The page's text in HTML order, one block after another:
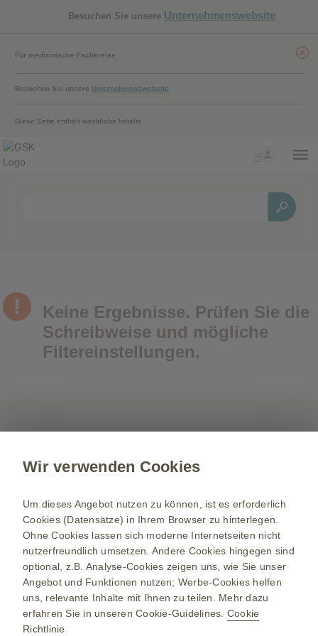
Besuchen Sie unsere Unternehmenswebsite
Für medizinische Fachkreise
Besuchen Sie unsere Unternehmenswebsite
Diese Seite enthält werbliche Inhalte
Keine Ergebnisse. Prüfen Sie die
Schreibweise und mögliche
Filtereinstellungen.
Kontakt aufnehmen
mit uns in Verbindung.
Kontakt
GSK-Unternehmenswebsite
Wir verwenden Cookies
Um dieses Angebot nutzen zu können, ist es erforderlich
Cookies (Datensätze) in Ihrem Browser zu hinterlegen.
Ohne Cookies lassen sich moderne Internetseiten nicht
nutzerfreundlich umsetzen. Andere Cookies hingegen sind
optional, z.B. Analyse-Cookies zeigen uns, wie Sie unser
Angebot und Funktionen nutzen; Werbe-Cookies helfen
uns, relevante Inhalte mit Ihnen zu teilen. Mehr dazu
erfahren Sie in unseren Cookie-Guidelines. Cookie
Richtlinie